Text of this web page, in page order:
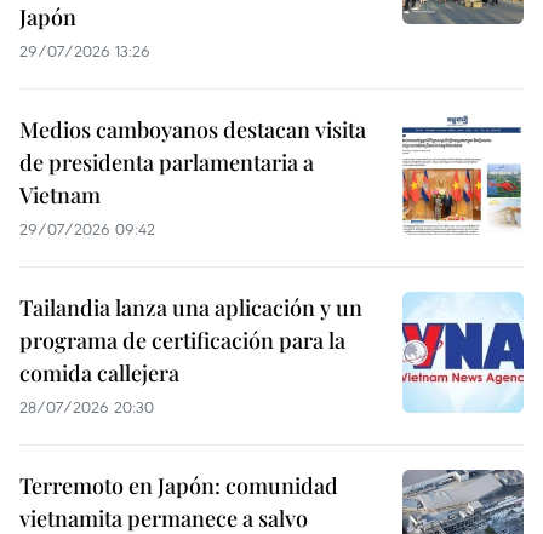
Japón
29/07/2026 13:26
Medios camboyanos destacan visita
de presidenta parlamentaria a
Vietnam
29/07/2026 09:42
Tailandia lanza una aplicación y un
programa de certificación para la
comida callejera
28/07/2026 20:30
Terremoto en Japón: comunidad
vietnamita permanece a salvo